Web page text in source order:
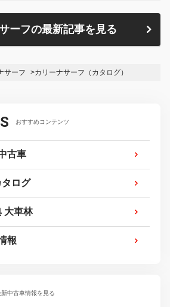
ーフの最新記事を見る
サーフ カリーナサーフ（カタログ）
おすすめコンテンツ
古車
タログ
大車林
報
新中古車情報を見る